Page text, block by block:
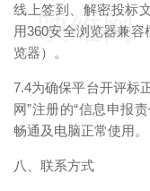
线上签到、解密投标
用360安全浏览器兼
览器）。
7.4为确保平台开评标
网”注册的“信息申报
畅通及电脑正常使用。
八、联系方式
映维网